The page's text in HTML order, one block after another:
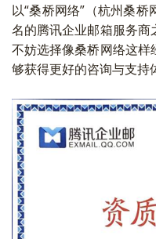
以“桑桥网络”（杭州桑
名的腾讯企业邮箱服务商
不妨选择像桑桥网络这
够获得更好的咨询与支持